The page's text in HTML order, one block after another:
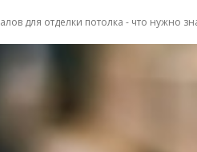
для отделки потолка - что нужно